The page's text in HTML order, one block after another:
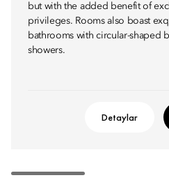
but with the added benefit of
privileges. Rooms also boast
bathrooms with circular-shaped
showers.
Detaylar